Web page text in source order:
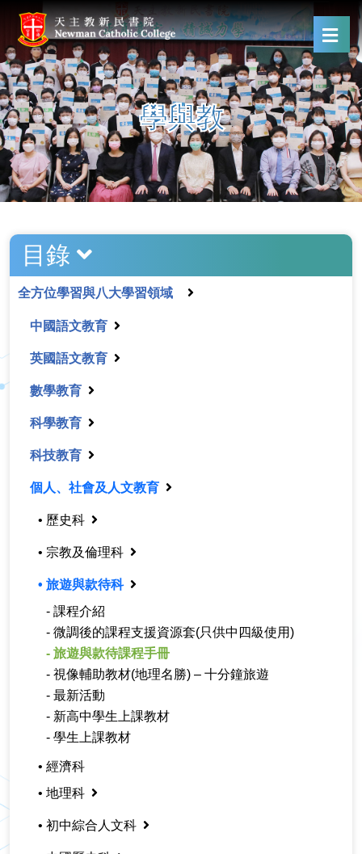
學與教
目錄
全方位學習與八大學習領域
中國語文教育
英國語文教育
數學教育
科學教育
科技教育
個人、社會及人文教育
• 歷史科
• 宗教及倫理科
• 旅遊與款待科
- 課程介紹
- 微調後的課程支援資源套(只供中四級使用)
- 旅遊與款待課程手冊
- 視像輔助教材(地理名勝) – 十分鐘旅遊
- 最新活動
- 新高中學生上課教材
- 學生上課教材
• 經濟科
• 地理科
• 初中綜合人文科